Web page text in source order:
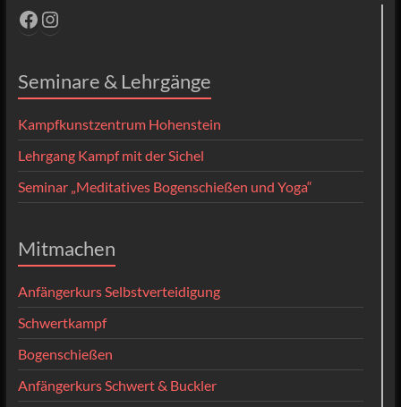
Facebook
Instagram
Seminare & Lehrgänge
Kampfkunstzentrum Hohenstein
Lehrgang Kampf mit der Sichel
Seminar „Meditatives Bogenschießen und Yoga“
Mitmachen
Anfängerkurs Selbstverteidigung
Schwertkampf
Bogenschießen
Anfängerkurs Schwert & Buckler